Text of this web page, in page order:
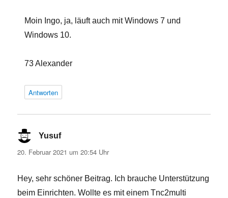
Moin Ingo, ja, läuft auch mit Windows 7 und
Windows 10.
73 Alexander
Antworten
Yusufsagt:
20. Februar 2021 um 20:54 Uhr
Hey, sehr schöner Beitrag. Ich brauche Unterstützung
beim Einrichten. Wollte es mit einem Tnc2multi